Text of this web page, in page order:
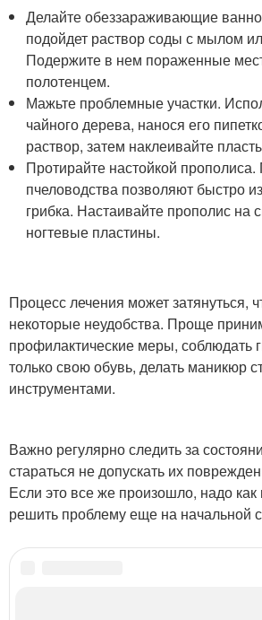
Делайте обеззараживающие
подойдет раствор соды с мылом
Подержите в нем пораженные
полотенцем.
Мажьте проблемные участки.
чайного дерева, нанося его
раствор, затем наклеивайте
Протирайте настойкой
пчеловодства позволяют быстро
грибка. Настаивайте прополис на
ногтевые пластины.
Процесс лечения может затянуться,
некоторые неудобства. Проще
профилактические меры, соблюдать
только свою обувь, делать маникюр
инструментами.
Важно регулярно следить за
стараться не допускать их
Если это все же произошло, надо
решить проблему еще на начальной
Категории: